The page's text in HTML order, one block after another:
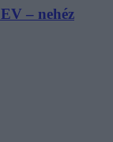
– nehéz